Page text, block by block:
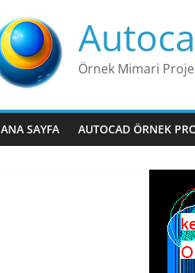
Örnek Mimari
ANA SAYFA AUTOCAD ÖRNEK